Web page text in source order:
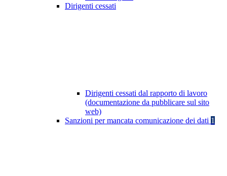
Dirigenti cessati
Dirigenti cessati dal rapporto di lavoro
(documentazione da pubblicare sul sito
web)
Sanzioni per mancata comunicazione dei dati 1